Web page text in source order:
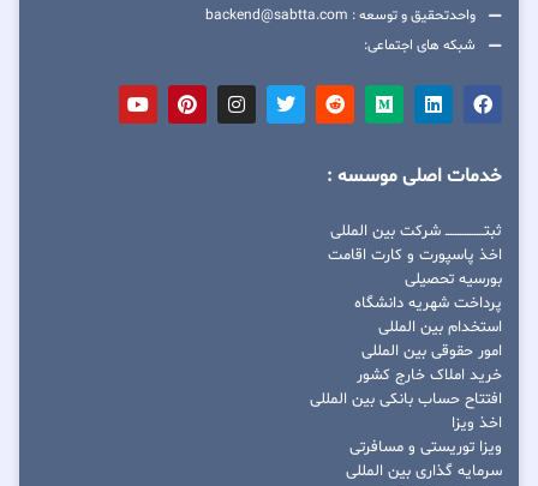
واحدتحقیق و توسعه : backend@sabtta.com
شبکه های اجتماعی:
خدمات اصلی موسسه :
ثبتــــــــــــــــ شرکت بین المللی
اخذ پاسپورت و کارت اقامت
بورسیه تحصیلی
پرداخت شهریه دانشگاه
استخدام بین المللی
امور حقوقی بین المللی
خرید املاک خارج کشور
افتتاح حساب بانکی بین المللی
اخذ ویزا
ویزا توریستی و مسافرتی
سرمایه گذاری بین المللی